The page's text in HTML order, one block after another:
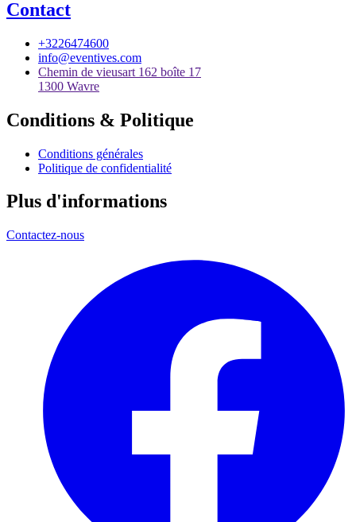
Contact
+3226474600
info@eventives.com
Chemin de vieusart 162 boîte 17
1300 Wavre
Conditions & Politique
Conditions générales
Politique de confidentialité
Plus d'informations
Contactez-nous